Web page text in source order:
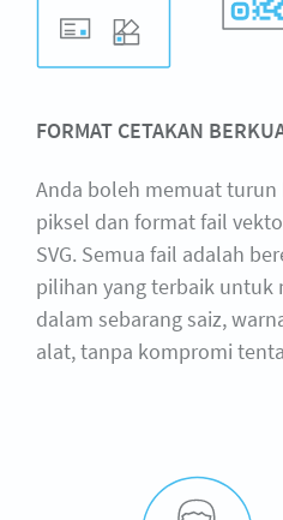
FORMAT CETAKAN
Anda boleh memuat turun
piksel dan format fail
SVG. Semua fail adalah
pilihan yang terbaik untuk
dalam sebarang saiz,
alat, tanpa kompromi